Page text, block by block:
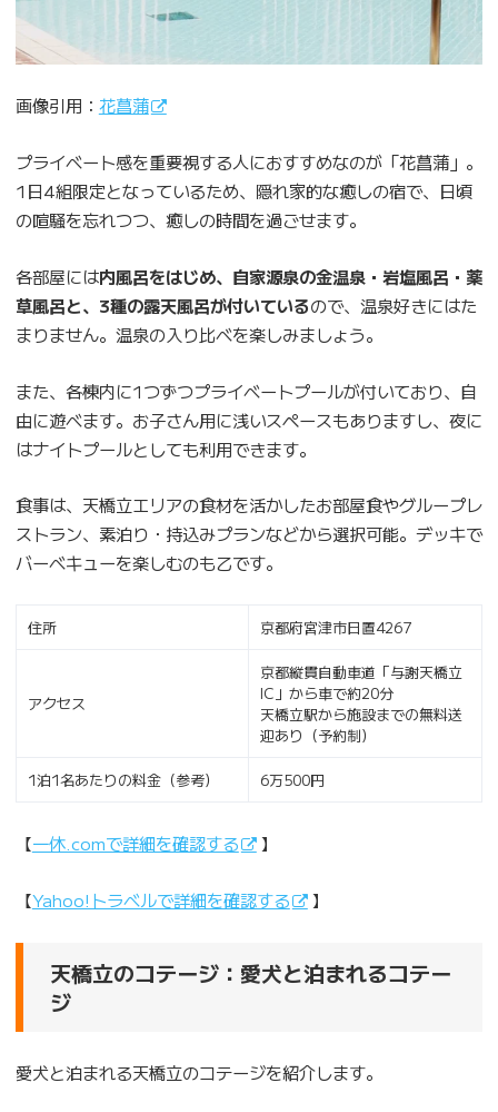
画像引用： 花菖蒲
プライベート感を重要視する人におすすめなのが「花菖蒲」。
1日4組限定となっているため、隠れ家的な癒しの宿で、日頃
の喧騒を忘れつつ、癒しの時間を過ごせます。
各部屋には内風呂をはじめ、自家源泉の金温泉・岩塩風呂・薬
草風呂と、3種の露天風呂が付いているので、温泉好きにはた
まりません。温泉の入り比べを楽しみましょう。
また、各棟内に1つずつプライベートプールが付いており、自
由に遊べます。お子さん用に浅いスペースもありますし、夜に
はナイトプールとしても利用できます。
食事は、天橋立エリアの食材を活かしたお部屋食やグループレ
ストラン、素泊り・持込みプランなどから選択可能。デッキで
バーベキューを楽しむのも乙です。
住所 京都府宮津市日置4267
アクセス
京都縦貫自動車道「与謝天橋立
IC」から車で約20分
天橋立駅から施設までの無料送
迎あり（予約制）
1泊1名あたりの料金（参考） 6万500円
【一休.comで詳細を確認する 】
【Yahoo!トラベルで詳細を確認する 】
天橋立のコテージ：愛犬と泊まれるコテー
ジ
愛犬と泊まれる天橋立のコテージを紹介します。